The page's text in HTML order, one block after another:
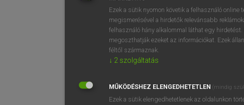
BELÉPÉS
Ezek a sütik nyomon követik a felhasználó online
megismerésével a hirdetők relevánsabb
felhasználó hány alkalommal láthat egy
megoszthatják ezeket az információkat. Ezek
féltől származnak.
↓ 2 szolgáltatás
MŰKÖDÉSHEZ ELENGEDHETETLEN (mindig
Ezek a sütik elengedhetetlenek az oldalunkon